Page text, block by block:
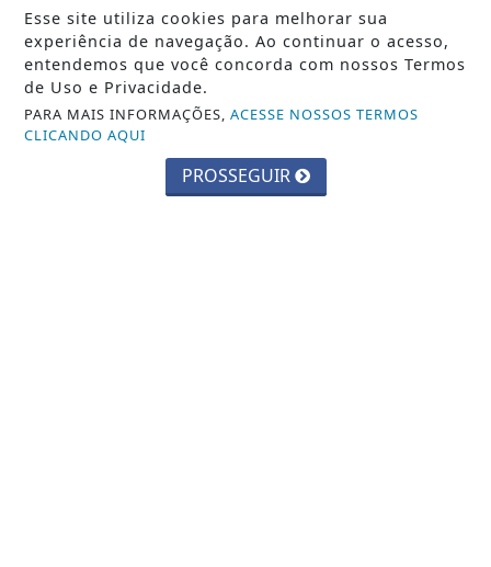
Amamentação reduz risco de doença
cardíaca na mãe
Esse site utiliza cookies para melhorar sua
experiência de navegação. Ao continuar o acesso,
entendemos que você concorda com nossos Termos
de Uso e Privacidade.
PARA MAIS INFORMAÇÕES,ACESSE NOSSOS TERMOS
CLICANDO AQUI
PROSSEGUIR